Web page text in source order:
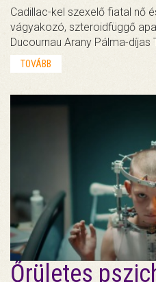
Cadillac-kel szexelő fiatal nő
vágyakozó, szteroidfüggő
Ducournau Arany Pálma-díjas
TOVÁBB
Őrületes